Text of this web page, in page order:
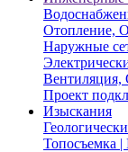
Отопление,
Наружные
Проект
Изыскания
Топосъемка |